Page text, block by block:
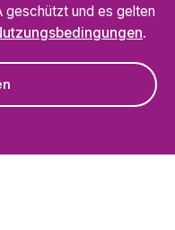
geschützt und es gelten
.